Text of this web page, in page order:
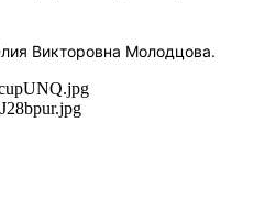
Викторовна Молодцова.